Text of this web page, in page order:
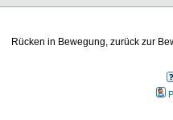
Rücken in Bewegung, zurück zur